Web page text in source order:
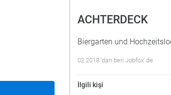
ACHTERDECK
Biergarten und
02.2018 'dan beri Jobfox' de
İlgili kişi